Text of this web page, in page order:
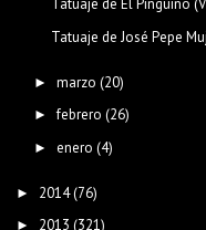
Tatuaje de El Pingüino
Tatuaje de José Pepe
► marzo (20)
►febrero (26)
► enero (4)
► 2014(76)
► 2013 (321)